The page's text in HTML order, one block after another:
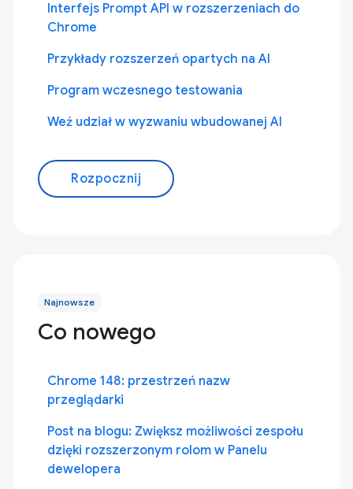
Interfejs Prompt API w rozszerzeniach do
Chrome
Przykłady rozszerzeń opartych na AI
Program wczesnego testowania
Weź udział w wyzwaniu wbudowanej AI
Rozpocznij
Najnowsze
Co nowego
Chrome 148: przestrzeń nazw
przeglądarki
Post na blogu: Zwiększ możliwości zespołu
dzięki rozszerzonym rolom w Panelu
dewelopera